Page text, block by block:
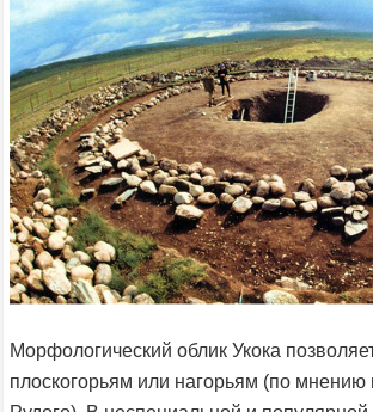
Морфологический облик Укока
плоскогорьям или нагорьям (по